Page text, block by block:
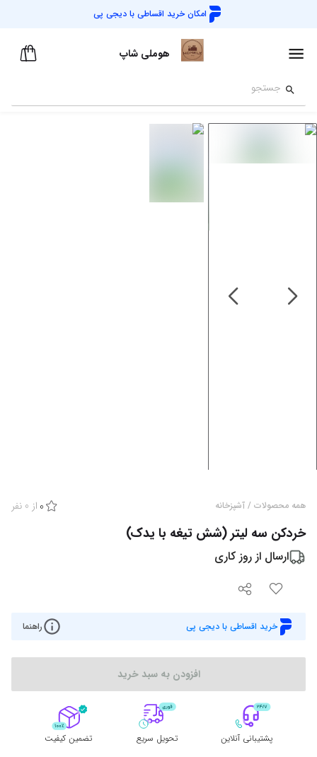
امکان خرید اقساطی با دیجی پی
هوملی شاپ
همه محصولات / آشپزخانه 0 از 0 نفر
خردکن سه لیتر (شش تیغه با یدک)
ارسال از روز کاری
خرید اقساطی با دیجی پی راهنما
افزودن به سبد خرید
پشتیبانی آنلاین تحویل سریع تضمین کیفیت